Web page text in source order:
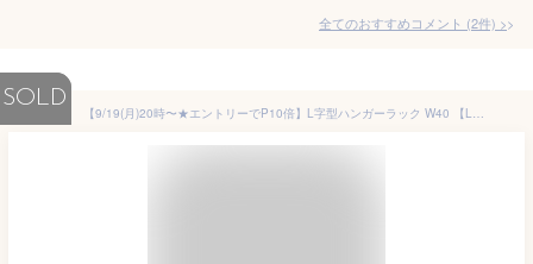
全てのおすすめコメント (2件) >
SOLD
【9/19(月)20時〜★エントリーでP10倍】L字型ハンガーラック W40 【L】エル 木製 おしゃれ スリム 省スペース コートハンガー 洋服掛け 洋服ハンガー 衣類収納 シンプル 一人暮らし 新生活